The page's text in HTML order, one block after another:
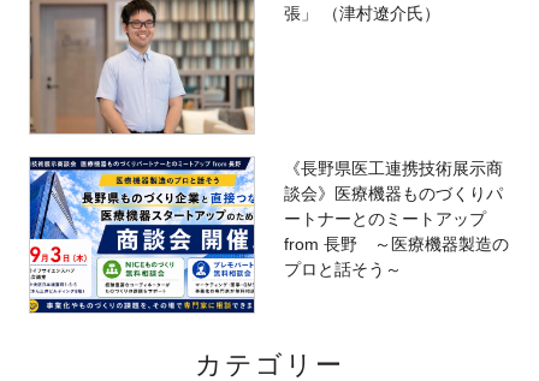
張」 （津村遼介氏）
《長野県医工連携技術展示商
談会》医療機器ものづくりパ
ートナーとのミートアップ
from 長野 ～医療機器製造の
プロと話そう～
カテゴリー